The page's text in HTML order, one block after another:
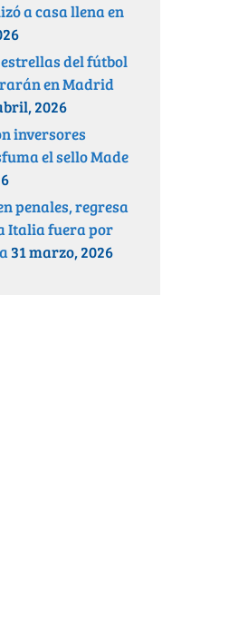
a casa llena en
del fútbol
en Madrid
2026
inversores
el sello Made
penales, regresa
Italia fuera por
31 marzo, 2026